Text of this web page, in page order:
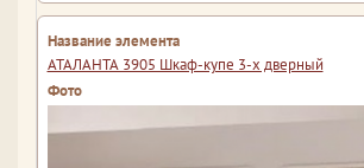
АТАЛАНТА 3905 Шкаф-купе 3-х дверный